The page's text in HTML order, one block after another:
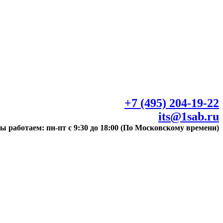
+7 (495) 204-19-22
its@1sab.ru
работаем: пн-пт с 9:30 до 18:00 (По Московскому времени)